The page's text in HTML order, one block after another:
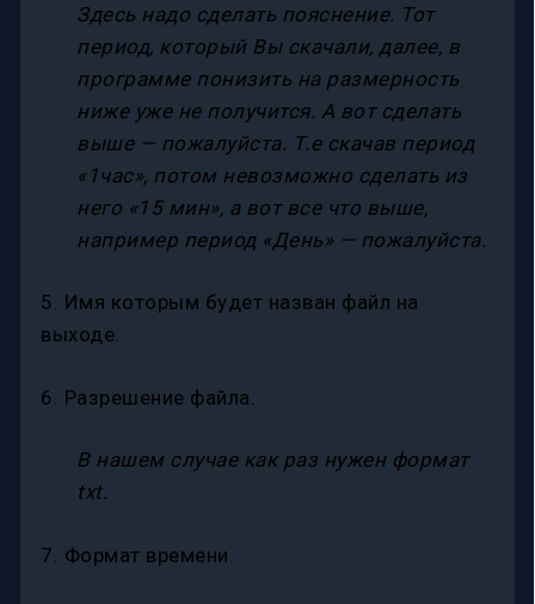
Здесь надо сделать пояснение. Тот
период, который Вы скачали, далее, в
программе понизить на размерность
ниже уже не получится. А вот сделать
выше — пожалуйста. Т.е скачав период
«1час», потом невозможно сделать из
него «15 мин», а вот все что выше,
например период «День» — пожалуйста.
5. Имя которым будет назван файл на
выходе.
6. Разрешение файла.
В нашем случае как раз нужен формат
txt.
7. Формат времени.